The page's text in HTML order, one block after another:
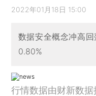
2022年01月18日 15:00
数据安全概念冲高
0.80%
行情数据由财新数据